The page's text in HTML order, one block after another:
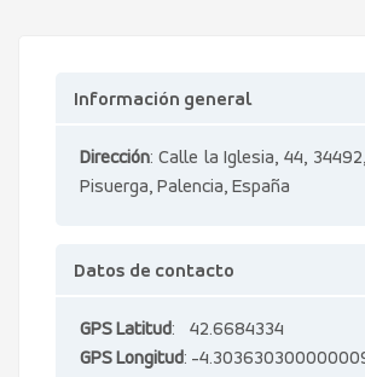
Información general
Dirección: Calle la Iglesia, 44,
Pisuerga, Palencia, España
Datos de contacto
GPS Latitud: 42.6684334
GPS Longitud: -